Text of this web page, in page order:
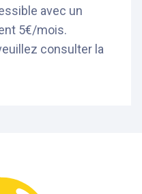
avec un
5€/mois.
consulter la